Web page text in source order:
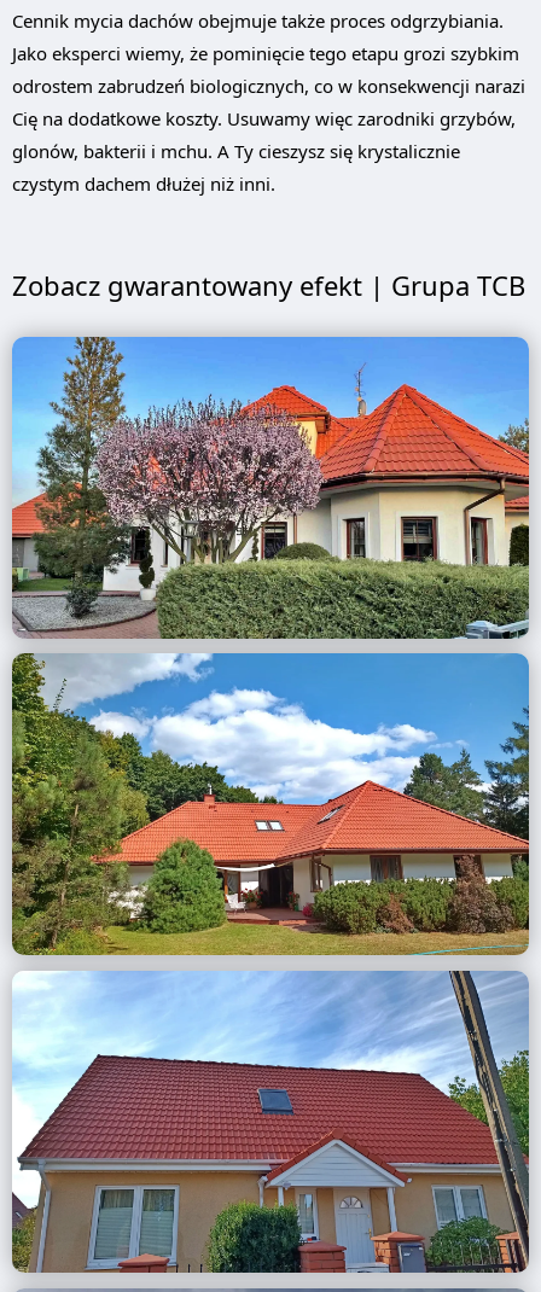
Cennik mycia dachów obejmuje także proces odgrzybiania.
Jako eksperci wiemy, że pominięcie tego etapu grozi szybkim
odrostem zabrudzeń biologicznych, co w konsekwencji narazi
Cię na dodatkowe koszty. Usuwamy więc zarodniki grzybów,
glonów, bakterii i mchu. A Ty cieszysz się krystalicznie
czystym dachem dłużej niż inni.
Zobacz gwarantowany efekt | Grupa TCB